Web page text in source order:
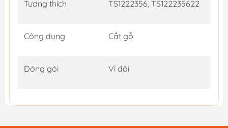
Tương thích TS1222356, TS122235622
Công dụng Cắt gỗ
Đóng gói Vỉ đôi